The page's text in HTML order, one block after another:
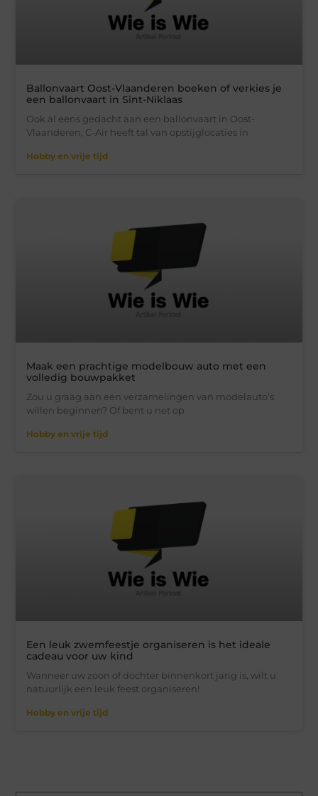
Ballonvaart Oost-Vlaanderen boeken of verkies je
een ballonvaart in Sint-Niklaas
Ook al eens gedacht aan een ballonvaart in Oost-
Vlaanderen, C-Air heeft tal van opstijglocaties in
Hobby en vrije tijd
Maak een prachtige modelbouw auto met een
volledig bouwpakket
Zou u graag aan een verzamelingen van modelauto’s
willen beginnen? Of bent u net op
Hobby en vrije tijd
Een leuk zwemfeestje organiseren is het ideale
cadeau voor uw kind
Wanneer uw zoon of dochter binnenkort jarig is, wilt u
natuurlijk een leuk feest organiseren!
Hobby en vrije tijd